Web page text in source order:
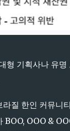
형 기획사나 유
라질 한인 커뮤니
BOO, OOO &